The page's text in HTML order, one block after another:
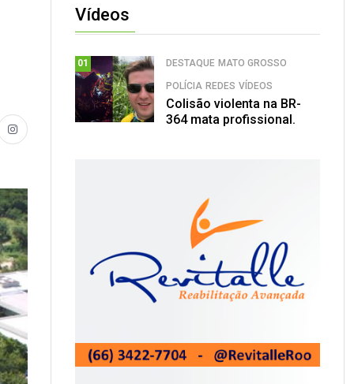
Vídeos
01 DESTAQUE MATO GROSSO
POLÍCIA REDES VÍDEOS
Colisão violenta na BR-
364 mata profissional.